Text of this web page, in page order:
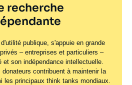
recherche
publique, s'appuie en grande
– entreprises et particuliers –
et son indépendance intellectuelle.
contribuent à maintenir la
les principaux think tanks mondiaux.